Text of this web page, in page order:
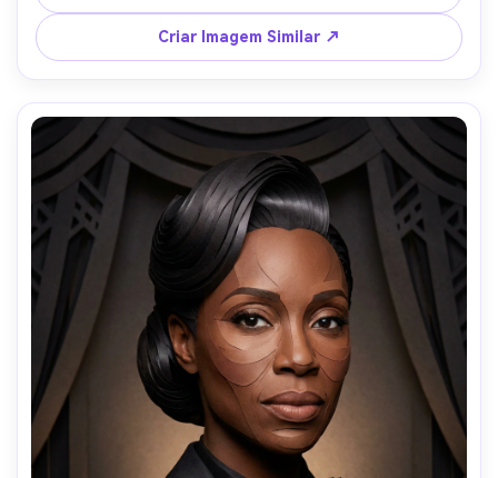
quente de holofote, contornos ousados como bordas de
papel, composição centralizada, sensação de pôster
artesanal, bordas nítidas, lente 85mm, pouca
profundidade de campo --ar 4:5
Criar Imagem Similar ↗